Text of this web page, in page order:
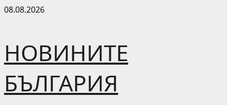
Skip
08.08.2026
НОВИНИТЕ
БЪЛГАРИЯ